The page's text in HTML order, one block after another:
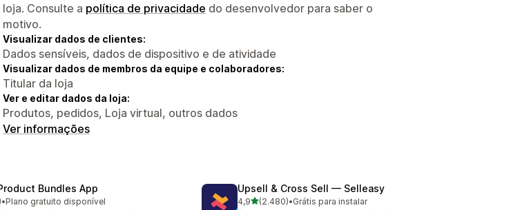
loja. Consulte a política de privacidade do desenvolvedor para saber o
motivo.
Visualizar dados de clientes:
Dados sensíveis, dados de dispositivo e de atividade
Visualizar dados de membros da equipe e colaboradores:
Titular da loja
Ver e editar dados da loja:
Produtos, pedidos, Loja virtual, outros dados
Ver informações
Bundles App
ao todo
•Plano gratuito disponível
Upsell & Cross Sell — Selleasy
4,9de 5 estrelas
(2.480)
2480 avaliações ao todo
•Grátis para instalar